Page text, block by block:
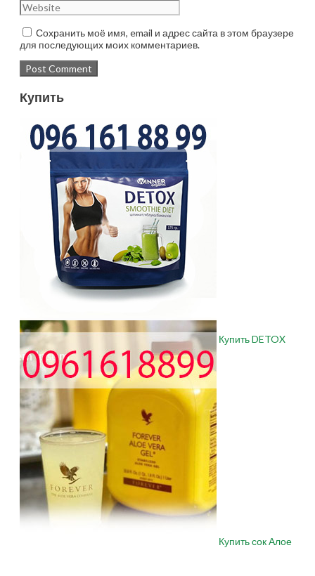
Сохранить моё имя, email и адрес сайта в этом браузере
для последующих моих комментариев.
Купить
Купить DETOX
Купить сок Алое